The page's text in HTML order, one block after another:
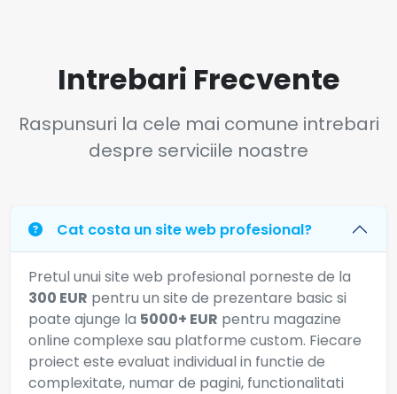
Intrebari Frecvente
Raspunsuri la cele mai comune intrebari
despre serviciile noastre
Cat costa un site web profesional?
Pretul unui site web profesional porneste de la
300 EUR pentru un site de prezentare basic si
poate ajunge la 5000+ EUR pentru magazine
online complexe sau platforme custom. Fiecare
proiect este evaluat individual in functie de
complexitate, numar de pagini, functionalitati